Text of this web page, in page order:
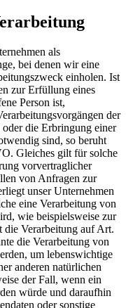
als
bei denen wir eine
einholen. Ist
zur Erfüllung eines
Person ist,
der
die Erbringung einer
sind, so beruht
Gleiches gilt für solche
vorvertraglicher
von Anfragen zur
unser Unternehmen
eine Verarbeitung von
wie beispielsweise zur
die Verarbeitung auf Art.
die Verarbeitung von
um lebenswichtige
anderen natürlichen
der Fall, wenn ein
würde und daraufhin
oder sonstige